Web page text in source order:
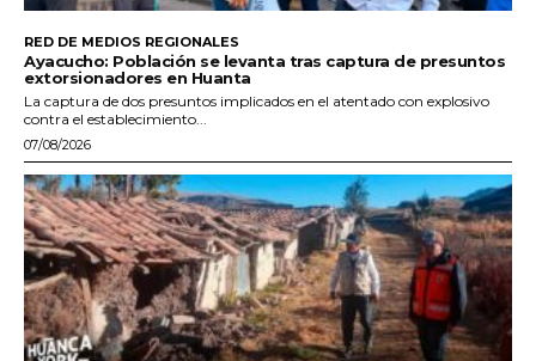
RED DE MEDIOS REGIONALES
Ayacucho: Población se levanta tras captura de presuntos
extorsionadores en Huanta
La captura de dos presuntos implicados en el atentado con explosivo
contra el establecimiento...
07/08/2026